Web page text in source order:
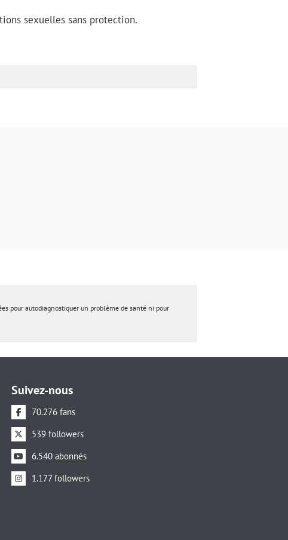
sexuelles sans protection.
pour autodiagnostiquer un problème de santé ni pour
Suivez-nous
70.276 fans
539 followers
6.540 abonnés
1.177 followers